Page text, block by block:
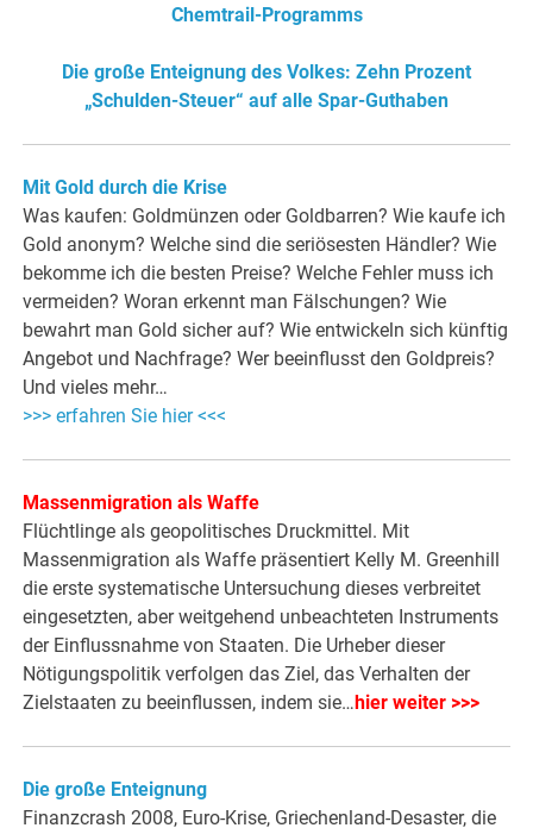
Chemtrail-Programms
Die große Enteignung des Volkes: Zehn Prozent
„Schulden-Steuer“ auf alle Spar-Guthaben
Mit Gold durch die Krise
Was kaufen: Goldmünzen oder Goldbarren? Wie kaufe ich
Gold anonym? Welche sind die seriösesten Händler? Wie
bekomme ich die besten Preise? Welche Fehler muss ich
vermeiden? Woran erkennt man Fälschungen? Wie
bewahrt man Gold sicher auf? Wie entwickeln sich künftig
Angebot und Nachfrage? Wer beeinflusst den Goldpreis?
Und vieles mehr…
>>> erfahren Sie hier <<<
Massenmigration als Waffe
Flüchtlinge als geopolitisches Druckmittel. Mit
Massenmigration als Waffe präsentiert Kelly M. Greenhill
die erste systematische Untersuchung dieses verbreitet
eingesetzten, aber weitgehend unbeachteten Instruments
der Einflussnahme von Staaten. Die Urheber dieser
Nötigungspolitik verfolgen das Ziel, das Verhalten der
Zielstaaten zu beeinflussen, indem sie… hier weiter >>>
Die große Enteignung
Finanzcrash 2008, Euro-Krise, Griechenland-Desaster, die